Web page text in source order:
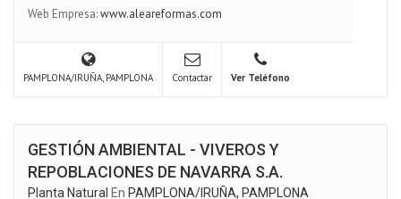
Web Empresa:www.aleareformas.com
PAMPLONA/IRUÑA, PAMPLONA Contactar Ver Teléfono
GESTIÓN AMBIENTAL - VIVEROS Y
REPOBLACIONES DE NAVARRA S.A.
Planta Natural En PAMPLONA/IRUÑA, PAMPLONA